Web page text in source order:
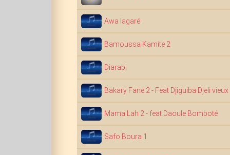
Awa lagaré
Bamoussa Kamite 2
Diarabi
Bakary Fane 2 - Feat Djiguiba Djeli
Mama Lah 2 - feat Daoule Bomboté
Safo Boura 1